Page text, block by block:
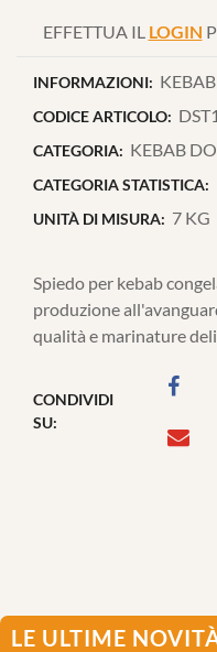
EFFETTUA IL LOGIN
INFORMAZIONI:
CODICE ARTICOLO:
CATEGORIA: KEBAB
CATEGORIA STATISTICA:
UNITÀ DI MISURA: 7 KG
Spiedo per kebab
produzione
qualità e marinature
CONDIVIDI
SU:
LE ULTIME